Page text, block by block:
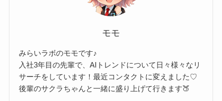
モモ
みらいラボのモモです♪
入社3年目の先輩で、AIトレンドについて日々様々なリ
サーチをしています！最近コンタクトに変えました♡
後輩のサクラちゃんと一緒に盛り上げて行きます🍑